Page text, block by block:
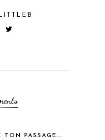
TON PASSAGE...